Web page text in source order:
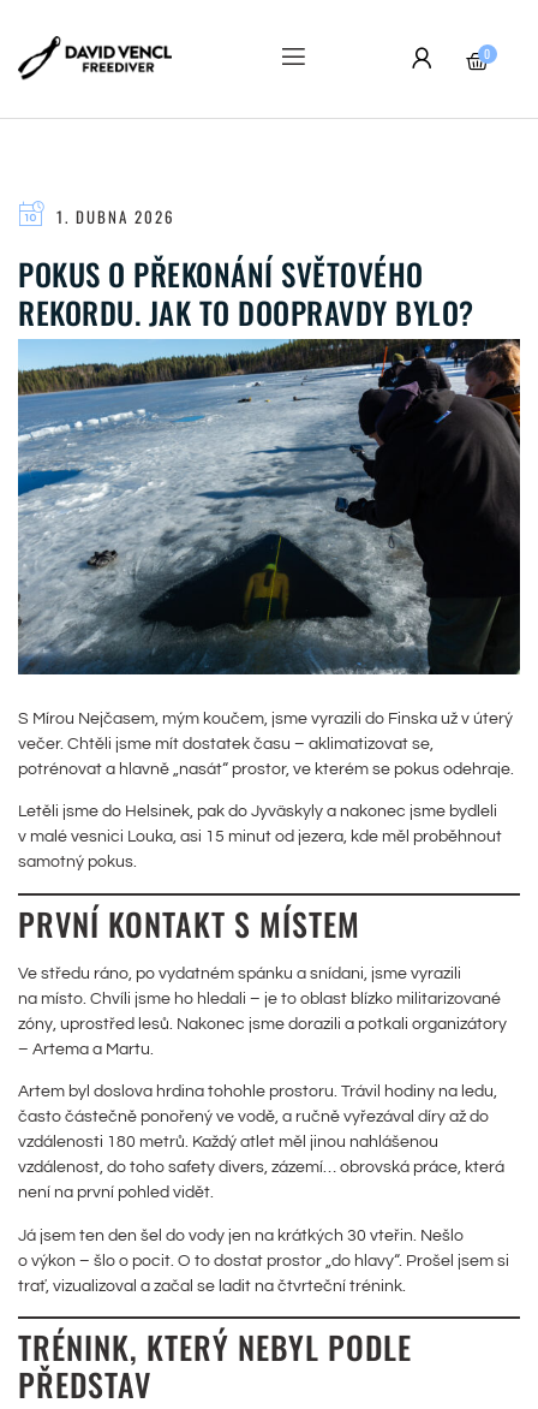
0
1. DUBNA 2026
POKUS O PŘEKONÁNÍ SVĚTOVÉHO
REKORDU. JAK TO DOOPRAVDY BYLO?
S Mírou Nejčasem, mým koučem, jsme vyrazili do Finska už v úterý
večer. Chtěli jsme mít dostatek času – aklimatizovat se,
potrénovat a hlavně „nasát“ prostor, ve kterém se pokus odehraje.
Letěli jsme do Helsinek, pak do Jyväskyly a nakonec jsme bydleli
v malé vesnici Louka, asi 15 minut od jezera, kde měl proběhnout
samotný pokus.
PRVNÍ KONTAKT S MÍSTEM
Ve středu ráno, po vydatném spánku a snídani, jsme vyrazili
na místo. Chvíli jsme ho hledali – je to oblast blízko militarizované
zóny, uprostřed lesů. Nakonec jsme dorazili a potkali organizátory
– Artema a Martu.
Artem byl doslova hrdina tohohle prostoru. Trávil hodiny na ledu,
často částečně ponořený ve vodě, a ručně vyřezával díry až do
vzdálenosti 180 metrů. Každý atlet měl jinou nahlášenou
vzdálenost, do toho safety divers, zázemí… obrovská práce, která
není na první pohled vidět.
Já jsem ten den šel do vody jen na krátkých 30 vteřin. Nešlo
o výkon – šlo o pocit. O to dostat prostor „do hlavy“. Prošel jsem si
trať, vizualizoval a začal se ladit na čtvrteční trénink.
TRÉNINK, KTERÝ NEBYL PODLE
PŘEDSTAV